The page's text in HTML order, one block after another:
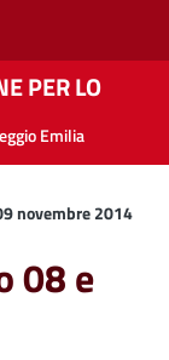
PER LO
Emilia
novembre 2014
08 e